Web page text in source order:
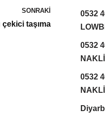
SONRAKI
taşıma
0532
0532
0532